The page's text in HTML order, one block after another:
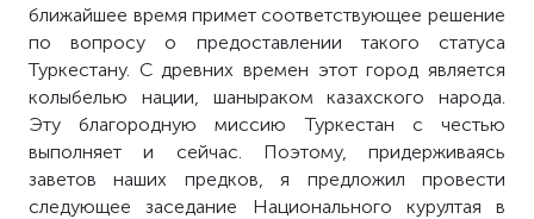
ближайшее время примет соответствующее решение
по вопросу о предоставлении такого статуса
Туркестану. С древних времен этот город является
колыбелью нации, шаныраком казахского народа.
Эту благородную миссию Туркестан с честью
выполняет и сейчас. Поэтому, придерживаясь
заветов наших предков, я предложил провести
следующее заседание Национального курултая в